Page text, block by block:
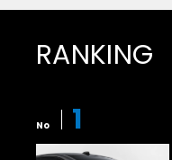
RANKING
No 1